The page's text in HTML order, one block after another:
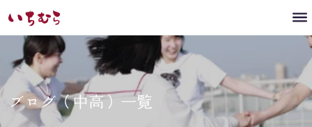
ブログ（中高）一覧